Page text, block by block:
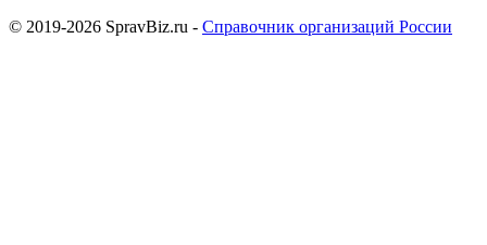
© 2019-2026 SpravBiz.ru - Справочник организаций России